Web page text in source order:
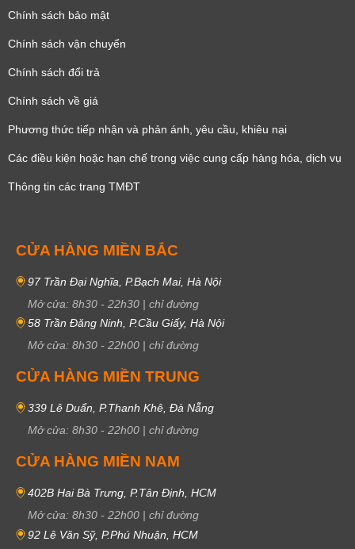
Chính sách bảo mật
Chính sách vận chuyển
Chính sách đổi trả
Chính sách về giá
Phương thức tiếp nhận và phản ánh, yêu cầu, khiêu nại
Các điều kiện hoặc hạn chế trong việc cung cấp hàng hóa, dịch vụ
Thông tin các trang TMĐT
CỬA HÀNG MIỀN BẮC
97 Trần Đại Nghĩa, P.Bạch Mai, Hà Nội
Mở cửa: 8h30 - 22h30 | chỉ đường
58 Trần Đăng Ninh, P.Cầu Giấy, Hà Nội
Mở cửa: 8h30 - 22h00 | chỉ đường
CỬA HÀNG MIỀN TRUNG
339 Lê Duẩn, P.Thanh Khê, Đà Nẵng
Mở cửa: 8h30 - 22h00 | chỉ đường
CỬA HÀNG MIỀN NAM
402B Hai Bà Trưng, P.Tân Định, HCM
Mở cửa: 8h30 - 22h00 | chỉ đường
92 Lê Văn Sỹ, P.Phú Nhuận, HCM